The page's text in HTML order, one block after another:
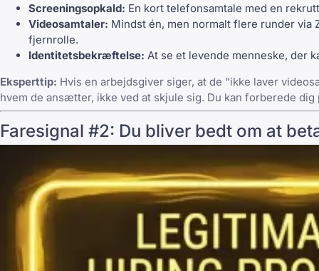
Screeningsopkald: En kort telefonsamtale med en
Videosamtaler: Mindst én, men normalt flere runder
fjernrolle.
Identitetsbekræftelse: At se et levende menneske, der
Eksperttip: Hvis en arbejdsgiver siger, at de "ikke laver
hvem de ansætter, ikke ved at skjule sig. Du kan forberede
Faresignal #2: Du bliver bedt om at